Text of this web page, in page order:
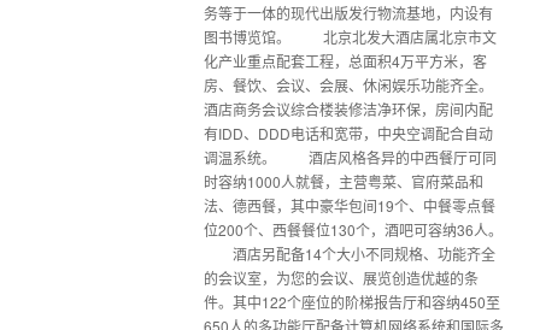
务等于一体的现代出版发行物流基地，内设有
图书博览馆。 北京北发大酒店属北京市文
化产业重点配套工程，总面积4万平方米，客
房、餐饮、会议、会展、休闲娱乐功能齐全。
酒店商务会议综合楼装修洁净环保，房间内配
有IDD、DDD电话和宽带，中央空调配合自动
调温系统。 酒店风格各异的中西餐厅可同
时容纳1000人就餐，主营粤菜、官府菜品和
法、德西餐，其中豪华包间19个、中餐零点餐
位200个、西餐餐位130个，酒吧可容纳36人。
酒店另配备14个大小不同规格、功能齐全
的会议室，为您的会议、展览创造优越的条
件。其中122个座位的阶梯报告厅和容纳450至
650人的多功能厅配备计算机网络系统和国际多